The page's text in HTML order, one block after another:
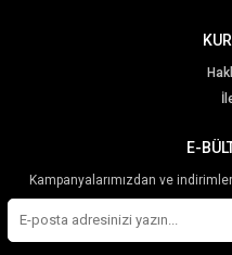
E-
Kampanyalarımızdan ve